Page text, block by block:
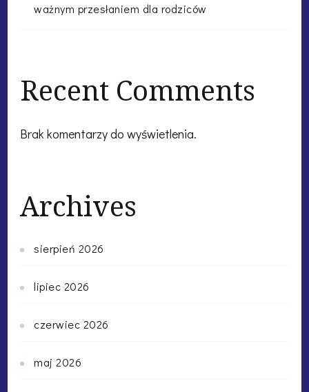
ważnym przesłaniem dla rodziców
Recent Comments
Brak komentarzy do wyświetlenia.
Archives
sierpień 2026
lipiec 2026
czerwiec 2026
maj 2026